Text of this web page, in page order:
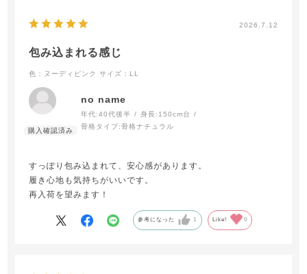
2026.7.12
包み込まれる感じ
色：ヌーディピンク サイズ：LL
no name
年代:40代後半 身長: 150cm台
骨格タイプ:骨格ナチュラル
すっぽり包み込まれて、安心感があります。
履き心地も気持ちがいいです。
再入荷を望みます！
参考になった 1 Like! 0